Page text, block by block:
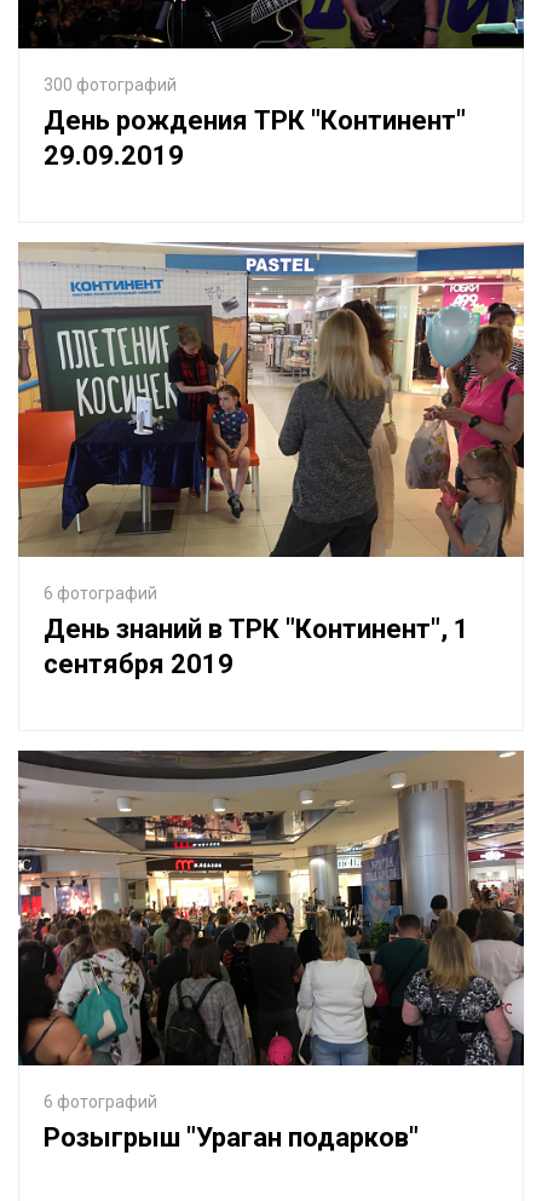
300 фотографий
День рождения ТРК "Континент"
29.09.2019
6 фотографий
День знаний в ТРК "Континент", 1
сентября 2019
6 фотографий
Розыгрыш "Ураган подарков"